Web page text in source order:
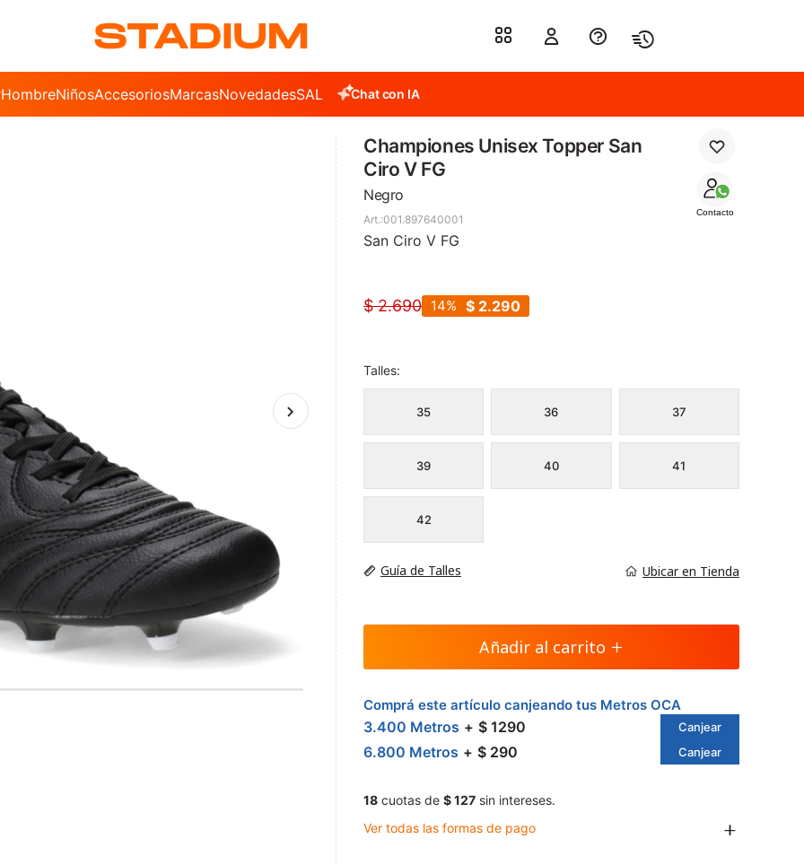
HombreNiñosAccesoriosMarcasNovedadesSALE Chat con IA
Championes Unisex Topper San
Ciro V FG
Negro
Contacto
001.897640001
San Ciro V FG
$ 2.690 $ 2.290
14
Talles:
35 36 37
39 40 41
42
Guía de Talles Ubicar en Tienda
Añadir al carrito
Comprá este artículo canjeando tus Metros OCA
3.400 Metros $ 1290 Canjear
6.800 Metros $ 290 Canjear
18 cuotas de $ 127 sin intereses.
Ver todas las formas de pago